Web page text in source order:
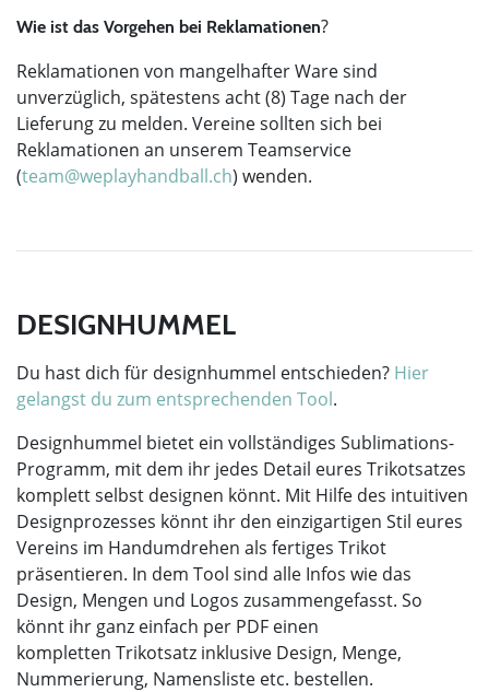
Wie ist das Vorgehen bei Reklamationen?
Reklamationen von mangelhafter Ware sind
unverzüglich, spätestens acht (8) Tage nach der
Lieferung zu melden. Vereine sollten sich bei
Reklamationen an unserem Teamservice
(team@weplayhandball.ch) wenden.
DESIGNHUMMEL
Du hast dich für designhummel entschieden? Hier
gelangst du zum entsprechenden Tool.
Designhummel bietet ein vollständiges Sublimations-
Programm, mit dem ihr jedes Detail eures Trikotsatzes
komplett selbst designen könnt. Mit Hilfe des intuitiven
Designprozesses könnt ihr den einzigartigen Stil eures
Vereins im Handumdrehen als fertiges Trikot
präsentieren. In dem Tool sind alle Infos wie das
Design, Mengen und Logos zusammengefasst. So
könnt ihr ganz einfach per PDF einen
kompletten Trikotsatz inklusive Design, Menge,
Nummerierung, Namensliste etc. bestellen.